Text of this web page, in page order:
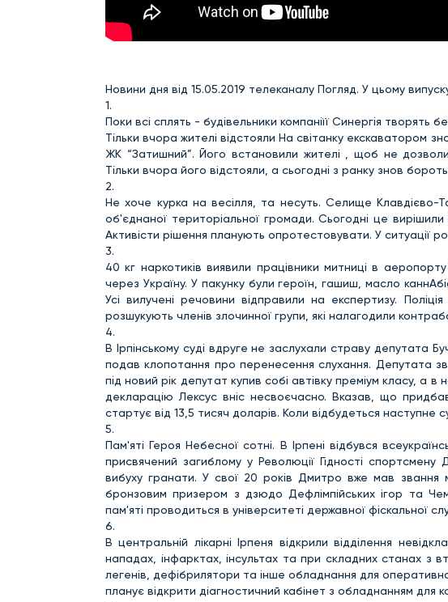
Новини дня від 15.05.2019 телеканалу Погляд. У цьому
1.
Поки всі сплять - будівельники компаніїї Синергія творять
Тільки вчора жителі відстояли На світанку екскаватором
ЖК “Затишний”. Його встановили жителі , щоб не
Тільки вчора його відстояли, а сьогодні з ранку знов
2.
Не хоче курка на весілля, та несуть. Селище Клавдієво-
об'єднаної територіальної громади. Сьогодні це
Активісти рішення планують опротестовувати. У ситуації
3.
40 кг наркотиків виявили працівники митниці в
через Україну. У пакунку були героїн, гашиш, масло
Усі вилучені речовини відправили на експертизу.
розшукують членів злочинної групи, які налагодили
4.
В Ірпінському суді вдруге не заслухали страву депутата
подав клопотання про перенесення слухання. Депутата
під новий рік депутат купив собі автівку преміум класу, а в
декларацію Лексус вніс несвоєчасно. Вказав, що
стартує від 13,5 тисяч доларів. Коли відбудеться наступне
5.
Пам'яті Героя Небесної сотні. В Ірпені відбувся
присвячений загиблому у Революції Гідності
вибуху гранати. У свої 20 років Дмитро вже мав звання
бронзовим призером з дзюдо Дефлімпійських ігор та
пам'яті проводиться в університеті державної фіскальної
6.
В центральній лікарні Ірпеня відкрили відділення
нападах, інфарктах, інсультах та при складних станах з
легенів, дефібрилятори та інше обладнання для
планує відкрити діагностичний кабінет з обладнанням для